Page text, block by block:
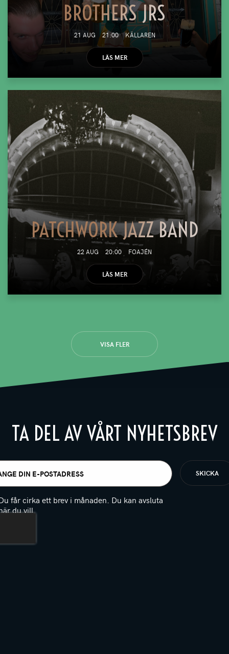
BROTHERS JRS
21 AUG 21:00 KÄLLAREN
LÄS MER
PATCHWORK JAZZ BAND
22 AUG 20:00 FOAJÉN
LÄS MER
VISA FLER
TA DEL AV VÅRT NYHETSBREV
får cirka ett brev i månaden. Du kan avsluta
du vill.